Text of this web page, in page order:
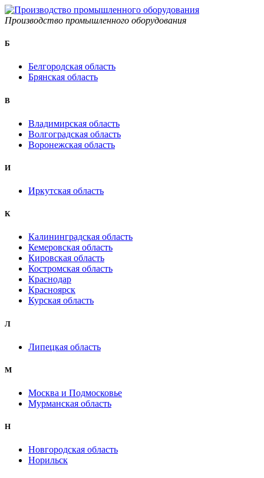
Производство промышленного оборудования
Б
Белгородская область
Брянская область
B
Владимирская область
Волгоградская область
Воронежская область
И
Иркутская область
К
Калининградская область
Кемеровская область
Кировская область
Костромская область
Краснодар
Красноярск
Курская область
Л
Липецкая область
М
Москва и Подмосковье
Мурманская область
Н
Новгородская область
Норильск